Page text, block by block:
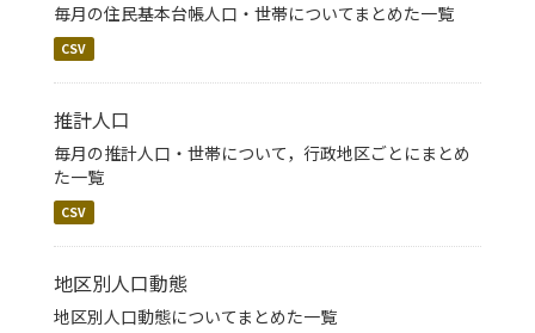
毎月の住民基本台帳人口・世帯についてまとめた一覧
CSV
推計人口
毎月の推計人口・世帯について，行政地区ごとにまとめ
た一覧
CSV
地区別人口動態
地区別人口動態についてまとめた一覧